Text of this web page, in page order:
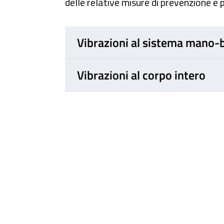
Vibrazioni al sistema mano-
Vibrazioni al corpo intero